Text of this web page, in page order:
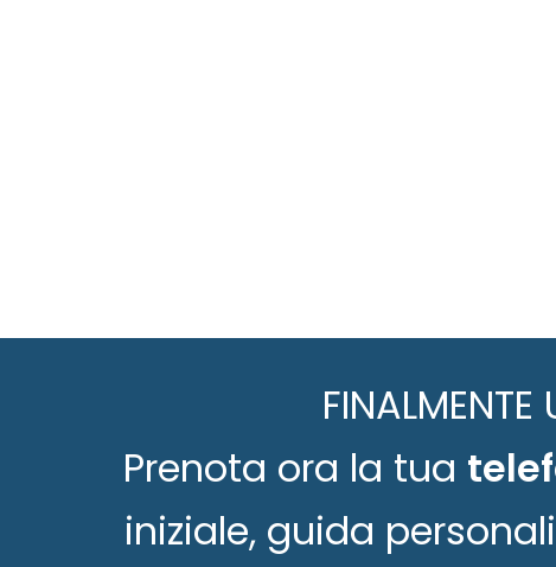
FINALMENTE
Prenota ora la tua
iniziale, guida